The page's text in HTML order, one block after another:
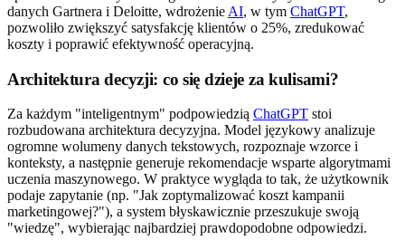
danych Gartnera i Deloitte, wdrożenie AI, w tym ChatGPT,
pozwoliło zwiększyć satysfakcję klientów o 25%, zredukować
koszty i poprawić efektywność operacyjną.
Architektura decyzji: co się dzieje za kulisami?
Za każdym "inteligentnym" podpowiedzią ChatGPT stoi
rozbudowana architektura decyzyjna. Model językowy analizuje
ogromne wolumeny danych tekstowych, rozpoznaje wzorce i
konteksty, a następnie generuje rekomendacje wsparte algorytmami
uczenia maszynowego. W praktyce wygląda to tak, że użytkownik
podaje zapytanie (np. "Jak zoptymalizować koszt kampanii
marketingowej?"), a system błyskawicznie przeszukuje swoją
"wiedzę", wybierając najbardziej prawdopodobne odpowiedzi.